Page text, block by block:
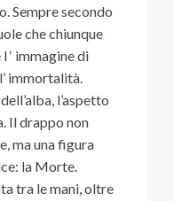
Sempre secondo
che chiunque
‘ immagine di
immortalità.
l’aspetto
Il drappo non
ma una figura
la Morte.
tra le mani, oltre